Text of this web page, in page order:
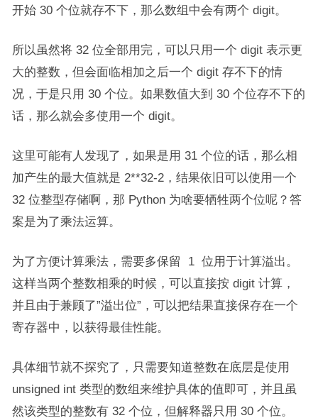
开始 30 个位就存不下，那么数组中会有两个 digit。
所以虽然将 32 位全部用完，可以只用一个 digit 表示更
大的整数，但会面临相加之后一个 digit 存不下的情
况，于是只用 30 个位。如果数值大到 30 个位存不下的
话，那么就会多使用一个 digit。
这里可能有人发现了，如果是用 31 个位的话，那么相
加产生的最大值就是 2**32-2，结果依旧可以使用一个
32 位整型存储啊，那 Python 为啥要牺牲两个位呢？答
案是为了乘法运算。
为了方便计算乘法，需要多保留 1 位用于计算溢出。
这样当两个整数相乘的时候，可以直接按 digit 计算，
并且由于兼顾了”溢出位”，可以把结果直接保存在一个
寄存器中，以获得最佳性能。
具体细节就不探究了，只需要知道整数在底层是使用
unsigned int 类型的数组来维护具体的值即可，并且虽
然该类型的整数有 32 个位，但解释器只用 30 个位。